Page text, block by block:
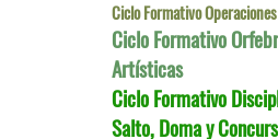
Ciclo Formativo
Ciclo Formativo
Artísticas
Ciclo Formativo
Salto, Doma y